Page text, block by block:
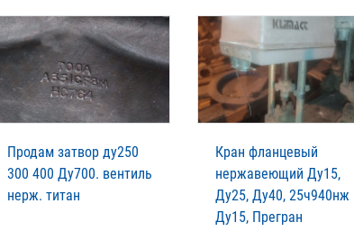
Продам затвор ду250
300 400 Ду700. вентиль
нерж. титан
Кран фланцевый
нержавеющий Ду15,
Ду25, Ду40, 25ч940нж
Ду15, Прегран